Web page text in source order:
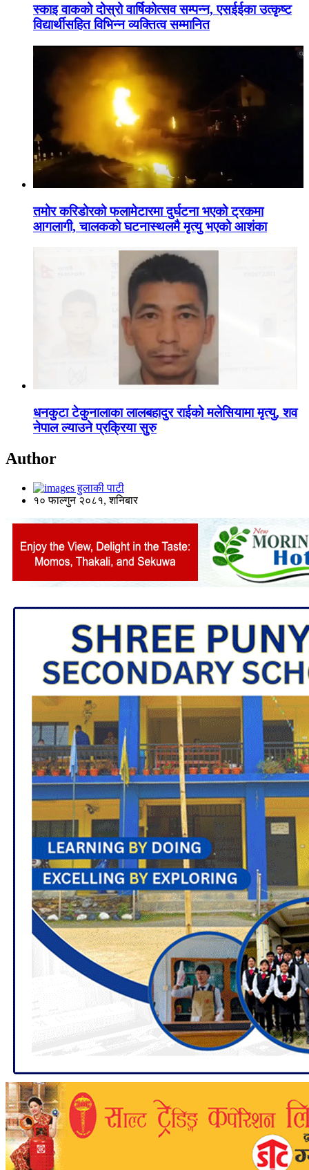
स्काइ वाकको दोस्रो वार्षिकोत्सव सम्पन्न, एसईईका उत्कृष्ट
विद्यार्थीसहित विभिन्न व्यक्तित्व सम्मानित
तमोर करिडोरको फलामेटारमा दुर्घटना भएको ट्रकमा
आगलागी, चालकको घटनास्थलमै मृत्यु भएको आशंका
धनकुटा टेकुनालाका लालबहादुर राईको मलेसियामा मृत्यु, शव
नेपाल ल्याउने प्रक्रिया सुरु
Author
हुलाकी पाटी
१० फाल्गुन २०८१, शनिबार